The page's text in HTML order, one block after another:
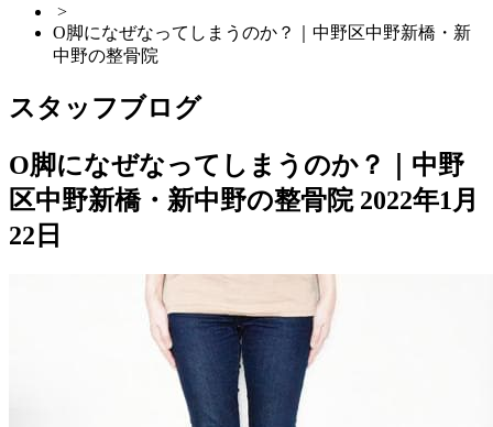
>
O脚になぜなってしまうのか？｜中野区中野新橋・新
中野の整骨院
スタッフブログ
O脚になぜなってしまうのか？｜中野
区中野新橋・新中野の整骨院 2022年1月
22日